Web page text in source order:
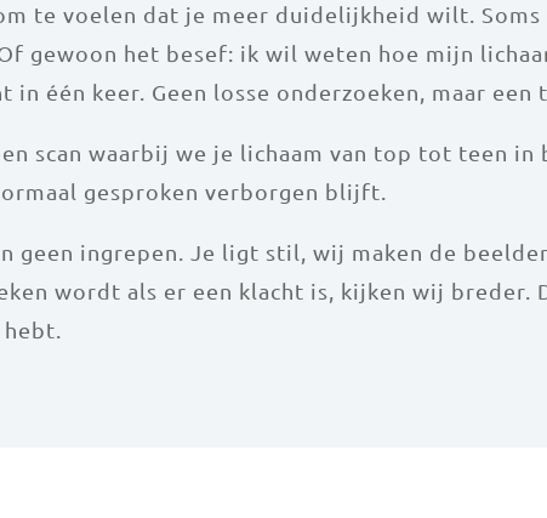
te voelen dat je meer duidelijkheid wilt.
gewoon het besef: ik wil weten hoe mijn
in één keer. Geen losse onderzoeken, maar een
scan waarbij we je lichaam van top tot teen in
gesproken verborgen blijft.
geen ingrepen. Je ligt stil, wij maken de
wordt als er een klacht is, kijken wij breder.